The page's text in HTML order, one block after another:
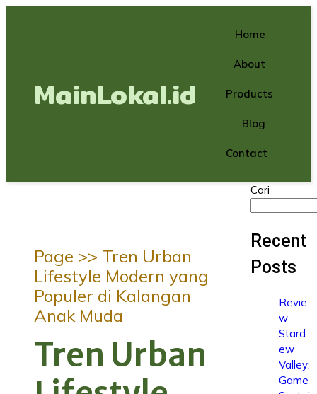
MainLokal.id
Home
About
Products
Blog
Contact
Page >> Tren Urban
Lifestyle Modern yang
Populer di Kalangan
Anak Muda
Tren Urban
Cari
Recent
Posts
Revie
w
Stard
ew
Valley:
Game